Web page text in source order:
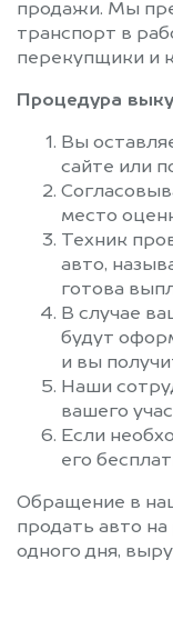
продажи. Мы
транспорт в
перекупщики и
Процедура
Вы
сайте или
место
Техник
авто,
готова
В случае
будут
и вы
Наши
вашего
Если
его
Обращение в
продать авто на
одного дня,